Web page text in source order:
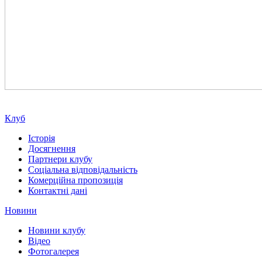
Клуб
Історія
Досягнення
Партнери клубу
Соціальна відповідальність
Комерційна пропозиція
Контактні дані
Новини
Новини клубу
Відео
Фотогалерея